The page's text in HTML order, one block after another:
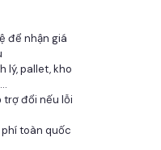
để nhận giá
lý, pallet, kho
trợ đổi nếu lỗi
toàn quốc